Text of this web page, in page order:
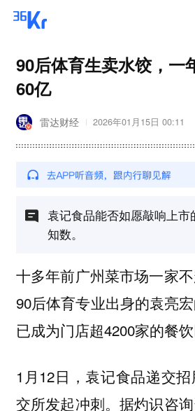
90后体育生卖水饺，一
60亿
雷达财经 2026年01月15日 00:11
袁记食品能否如愿敲响上
知数。
十多年前广州菜市场一家
90后体育专业出身的袁亮
已成为门店超4200家的餐饮
1月12日，袁记食品递交
交所发起冲刺。据灼识咨